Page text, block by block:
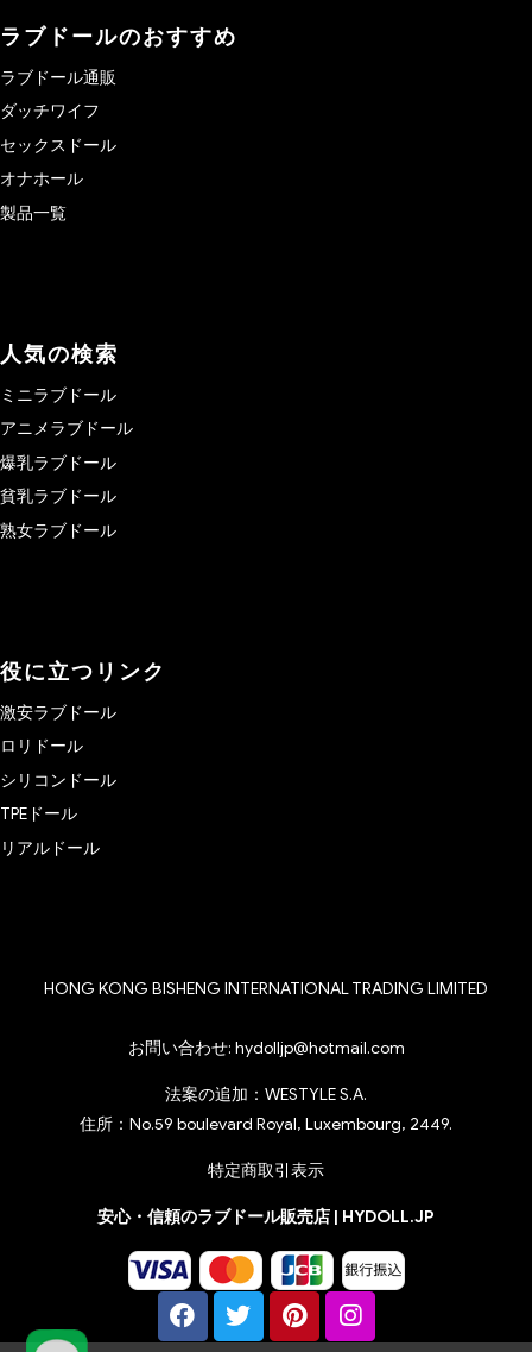
ラブドールのおすすめ
ラブドール通販
ダッチワイフ
セックスドール
オナホール
製品一覧
人気の検索
ミニラブドール
アニメラブドール
爆乳ラブドール
貧乳ラブドール
熟女ラブドール
役に立つリンク
激安ラブドール
ロリドール
シリコンドール
TPEドール
リアルドール
HONG KONG BISHENG INTERNATIONAL TRADING LIMITED
お問い合わせ: hydolljp@hotmail.com
法案の追加：WESTYLE S.A.
住所：No.59 boulevard Royal, Luxembourg, 2449.
特定商取引表示
安心・信頼のラブドール販売店 | HYDOLL.JP